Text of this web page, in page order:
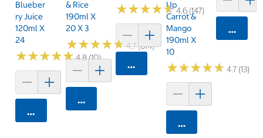
Blueber
Ry Juice
120ml X
24
★★★★★
★★★★★4.8 (10)
카트에 담기
& Rice
190ml X
20 X 3
★★★★★
★★★★★4.7 (614)
카트에 담기
★★★★★
★★★★★4.6 (147)
카트에 담기
Up
Carrot &
Mango
190ml X
10
★★★★★
★★★★★ 4.7 (13)
카트에 담기
카트에